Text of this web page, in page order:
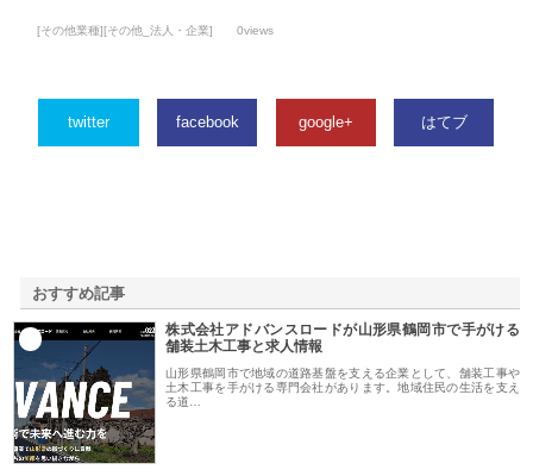
[その他業種][その他_法人・企業] 0views
twitter facebook google+ はてブ
おすすめ記事
株式会社アドバンスロードが山形県鶴岡市で手がける
舗装土木工事と求人情報
山形県鶴岡市で地域の道路基盤を支える企業として、舗装工事や
土木工事を手がける専門会社があります。地域住民の生活を支え
る道…